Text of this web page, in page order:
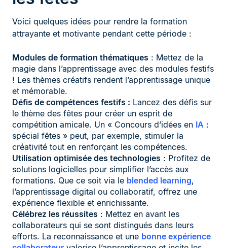
Voici quelques idées pour rendre la formation
attrayante et motivante pendant cette période :
Modules de formation thématiques : Mettez de la
magie dans l’apprentissage avec des modules festifs
! Les thèmes créatifs rendent l’apprentissage unique
et mémorable.
Défis de compétences festifs : Lancez des défis sur
le thème des fêtes pour créer un esprit de
compétition amicale. Un « Concours d’idées en IA :
spécial fêtes » peut, par exemple, stimuler la
créativité tout en renforçant les compétences.
Utilisation optimisée des technologies : Profitez de
solutions logicielles pour simplifier l’accès aux
formations. Que ce soit via le blended learning,
l’apprentissage digital ou collaboratif, offrez une
expérience flexible et enrichissante.
Célébrez les réussites : Mettez en avant les
collaborateurs qui se sont distingués dans leurs
efforts. La reconnaissance et une bonne expérience